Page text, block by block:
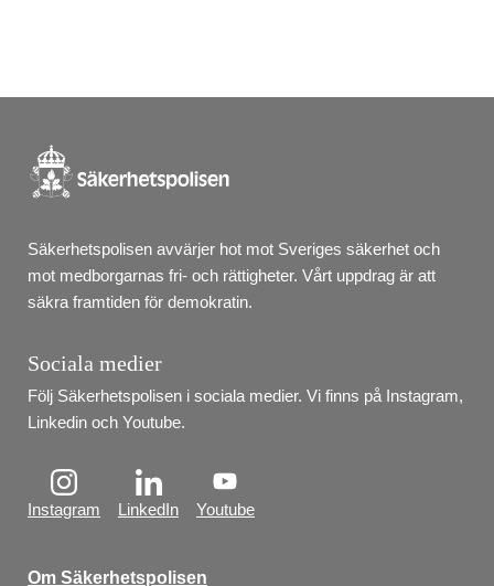
Säkerhetspolisen avvärjer hot mot Sveriges säkerhet och
mot medborgarnas fri- och rättigheter. Vårt uppdrag är att
säkra framtiden för demokratin.
Sociala medier
Följ Säkerhetspolisen i sociala medier. Vi finns på Instagram,
Linkedin och Youtube.
Instagram LinkedIn Youtube
Om Säkerhetspolisen